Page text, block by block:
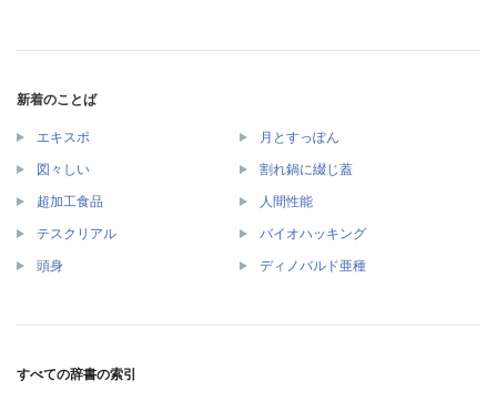
新着のことば
エキスポ 月とすっぽん
図々しい 割れ鍋に綴じ蓋
超加工食品 人間性能
テスクリアル バイオハッキング
頭身 ディノバルド亜種
すべての辞書の索引